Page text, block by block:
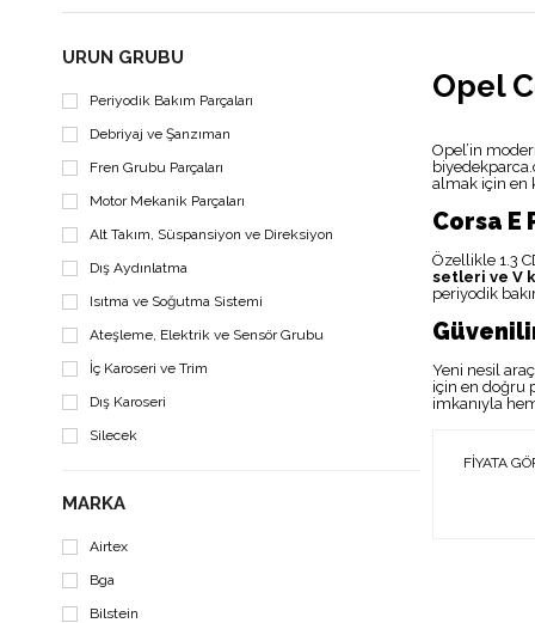
ÜRÜN GRUBU
Periyodik Bakım Parçaları
Debriyaj ve Şanzıman
Fren Grubu Parçaları
Motor Mekanik Parçaları
Alt Takım, Süspansiyon ve Direksiyon
Dış Aydınlatma
Isıtma ve Soğutma Sistemi
Ateşleme, Elektrik ve Sensör Grubu
İç Karoseri ve Trim
Dış Karoseri
Silecek
MARKA
Airtex
Bga
Bilstein
Opel
Opel’in
almak için en
Corsa E
Özellikle 1.3
setleri ve V
periyodik
Yeni nesil
için en doğru
imkanıyla
FIYATA